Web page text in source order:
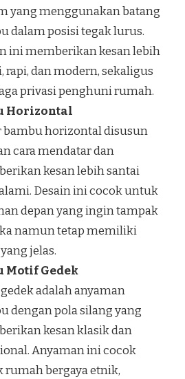
yang menggunakan batang
dalam posisi tegak lurus.
ini memberikan kesan lebih
rapi, dan modern, sekaligus
privasi penghuni rumah.
Horizontal
bambu horizontal disusun
cara mendatar dan
kesan lebih santai
Desain ini cocok untuk
depan yang ingin tampak
namun tetap memiliki
jelas.
Motif Gedek
adalah anyaman
dengan pola silang yang
kesan klasik dan
Anyaman ini cocok
rumah bergaya etnik,